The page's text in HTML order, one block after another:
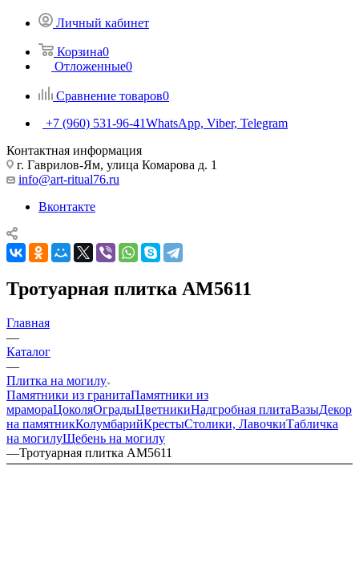
Личный кабинет
Корзина0
Отложенные0
Сравнение товаров0
+7 (960) 531-96-41WhatsApp, Viber, Telegram
Контактная информация
г. Гаврилов-Ям, улица Комарова д. 1
info@art-ritual76.ru
Вконтакте
Тротуарная плитка AM5611
Главная
—
Каталог
—
Плитка на могилу
Памятники из гранитаПамятники из
мрамораЦоколяОградыЦветникиНадгробная плитаВазыДекор
на памятникКолумбарийКрестыСтолики, ЛавочкиТабличка
на могилуЩебень на могилу
—Тротуарная плитка AM5611